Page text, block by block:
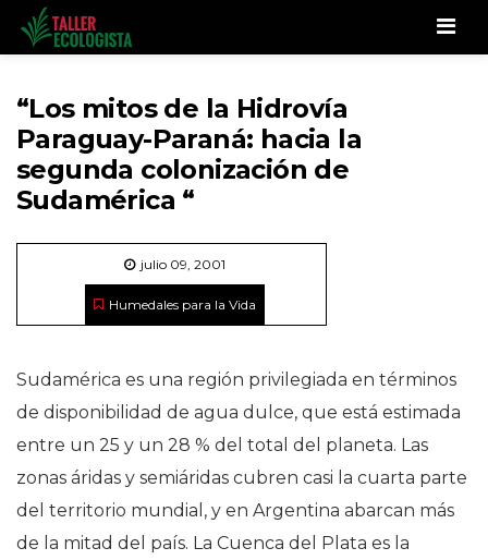
“Los mitos de la Hidrovía
Paraguay-Paraná: hacia la
segunda colonización de
Sudamérica “
julio 09, 2001
Humedales para la Vida
Sudamérica es una región privilegiada en términos
de disponibilidad de agua dulce, que está estimada
entre un 25 y un 28 % del total del planeta. Las
zonas áridas y semiáridas cubren casi la cuarta parte
del territorio mundial, y en Argentina abarcan más
de la mitad del país. La Cuenca del Plata es la